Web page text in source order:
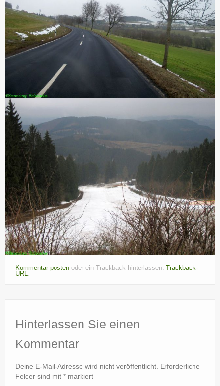
Kommentar posten oder ein Trackback hinterlassen: Trackback-
URL
Hinterlassen Sie einen
Kommentar
Deine E-Mail-Adresse wird nicht veröffentlicht. Erforderliche
Felder sind mit * markiert